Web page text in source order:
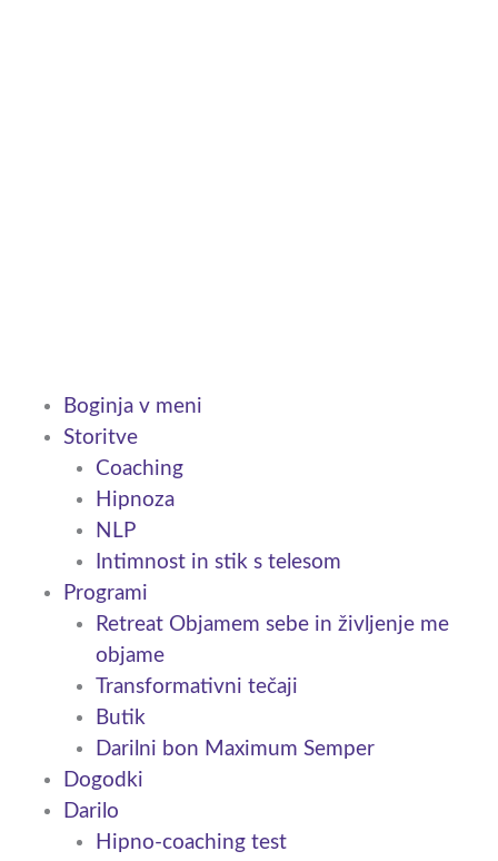
Boginja v meni
Storitve
Coaching
Hipnoza
NLP
Intimnost in stik s telesom
Programi
Retreat Objamem sebe in življenje me
objame
Transformativni tečaji
Butik
Darilni bon Maximum Semper
Dogodki
Darilo
Hipno-coaching test